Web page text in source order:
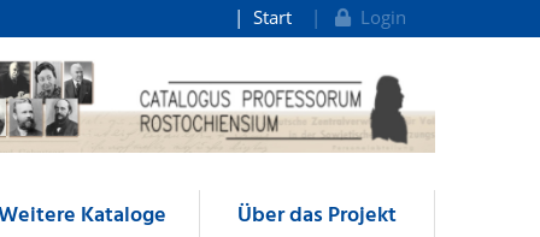
Start Login
Kataloge Über das Projekt